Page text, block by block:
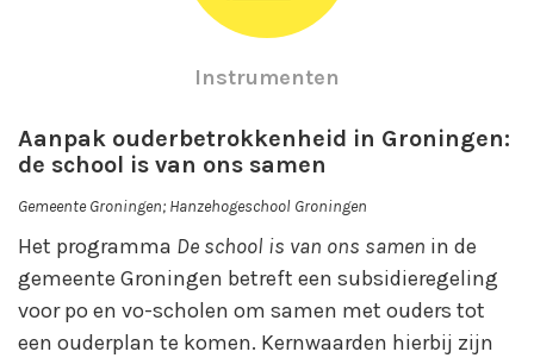
Instrumenten
Aanpak ouderbetrokkenheid in Groningen:
de school is van ons samen
Gemeente Groningen; Hanzehogeschool Groningen
Het programma De school is van ons samen ​in de
gemeente Groningen betreft een subsidieregeling
voor po en vo-scholen om samen met ouders tot
een ouderplan te komen. Kernwaarden hierbij zijn